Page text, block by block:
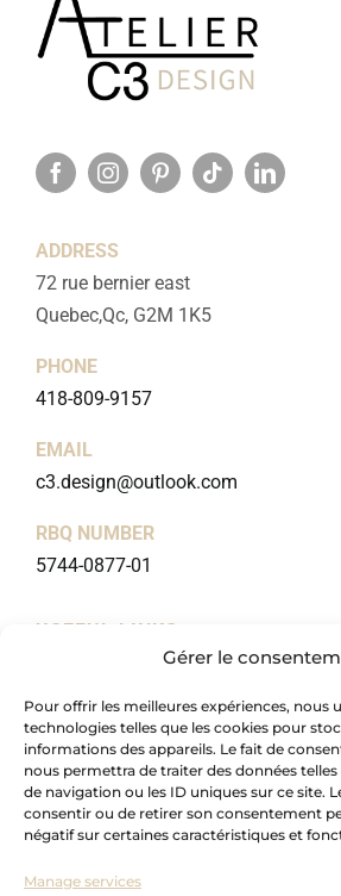
Gérer le
Pour offrir les meilleures expériences, nous
technologies telles que les cookies pour
informations des appareils. Le fait de
nous permettra de traiter des données
de navigation ou les ID uniques sur ce site.
consentir ou de retirer son consentement
négatif sur certaines caractéristiques et
Manage services
ADDRESS
72 rue bernier east
Quebec,Qc, G2M 1K5
PHONE
418-809-9157
EMAIL
c3.design@outlook.com
RBQ NUMBER
5744-0877-01
USEFUL LINKS
About
Packages
Blog
Portfolio